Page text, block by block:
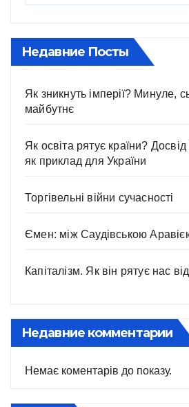
Недавние Посты
Як зникнуть імперії? Минуле,
майбутнє
Як освіта рятує країни?
як приклад для України
Торгівельні війни сучасності
Ємен: між Саудівською
Капіталізм. Як він рятує нас
Недавние комментарии
Немає коментарів до показу.